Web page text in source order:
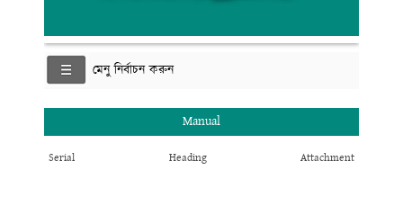
মেনু নির্বাচন করুন
Manual
Serial Heading Attachment